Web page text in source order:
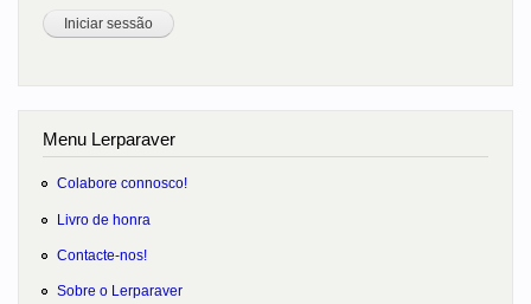
Menu Lerparaver
Colabore connosco!
Livro de honra
Contacte-nos!
Sobre o Lerparaver